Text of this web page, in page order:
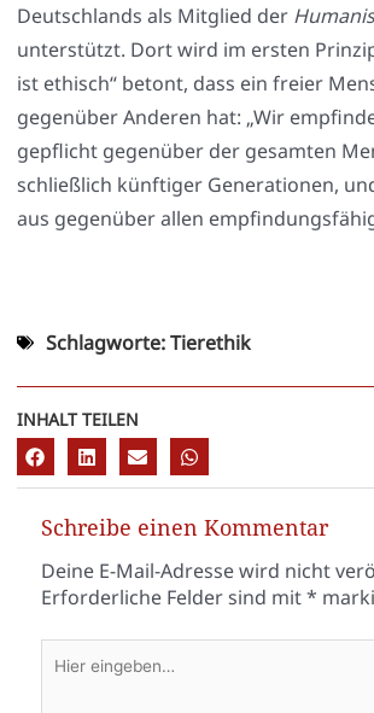
Deutsch­lands als Mit­glied der
unter­stützt. Dort wird im ers­ten
ist ethisch“ betont, dass ein frei­er
gegen­über Ande­ren hat: „Wir
ge­pflicht gegen­über der gesam­ten
schließ­lich künf­ti­ger Gene­ra­tio­nen,
aus gegen­über allen
Schlagworte:Tierethik
INHALT TEILEN
Schreibe einen Kommentar
Deine E-Mail-Adresse wird nicht
Erforderliche Felder sind mit*
eingeben…